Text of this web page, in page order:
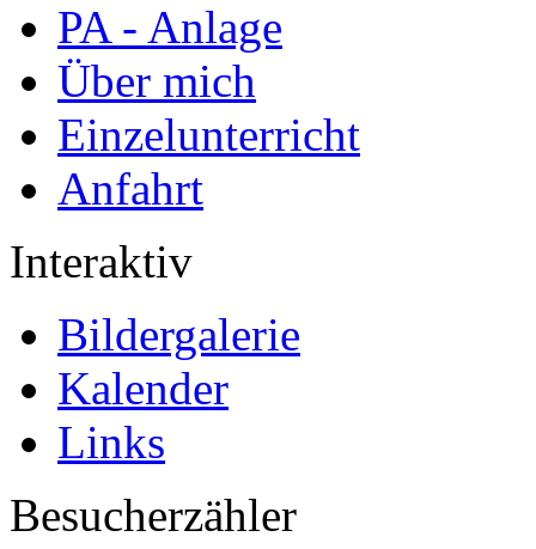
PA - Anlage
Über mich
Einzelunterricht
Anfahrt
Interaktiv
Bildergalerie
Kalender
Links
Besucherzähler